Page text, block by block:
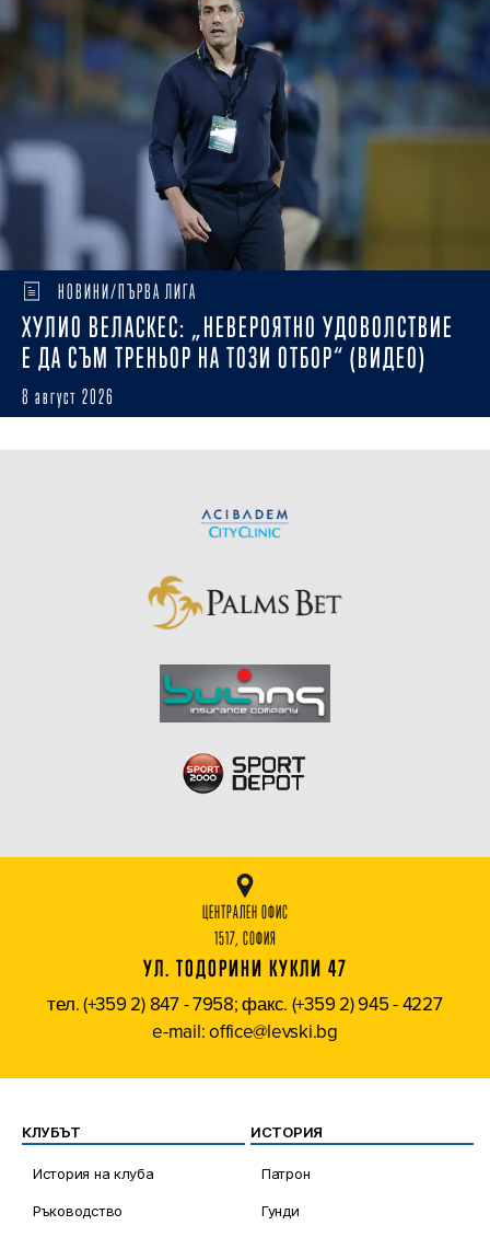
НОВИНИ/ПЪРВА ЛИГА
ХУЛИО ВЕЛАСКЕС: „НЕВЕРОЯТНО УДОВОЛСТВИЕ
Е ДА СЪМ ТРЕНЬОР НА ТОЗИ ОТБОР“ (ВИДЕО)
8 август 2026
ЦЕНТРАЛЕН ОФИС
1517, СОФИЯ
УЛ. ТОДОРИНИ КУКЛИ 47
тел. (+359 2) 847 - 7958; факс. (+359 2) 945 - 4227
e-mail: office@levski.bg
КЛУБЪТ
История на клуба
Ръководство
ИСТОРИЯ
Патрон
Гунди